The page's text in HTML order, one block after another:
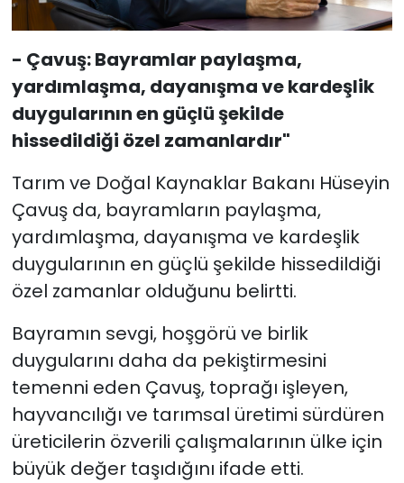
- Çavuş: Bayramlar paylaşma,
yardımlaşma, dayanışma ve kardeşlik
duygularının en güçlü şekilde
hissedildiği özel zamanlardır"
Tarım ve Doğal Kaynaklar Bakanı Hüseyin
Çavuş da, bayramların paylaşma,
yardımlaşma, dayanışma ve kardeşlik
duygularının en güçlü şekilde hissedildiği
özel zamanlar olduğunu belirtti.
Bayramın sevgi, hoşgörü ve birlik
duygularını daha da pekiştirmesini
temenni eden Çavuş, toprağı işleyen,
hayvancılığı ve tarımsal üretimi sürdüren
üreticilerin özverili çalışmalarının ülke için
büyük değer taşıdığını ifade etti.